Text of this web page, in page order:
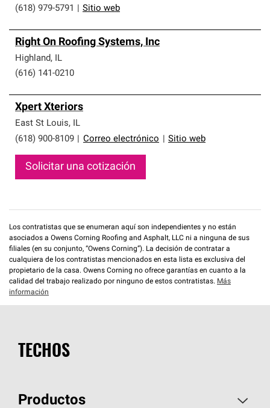
(618) 979-5791
Sitio web
Right On Roofing Systems, Inc
Highland, IL
(616) 141-0210
Xpert Xteriors
East St Louis, IL
(618) 900-8109
Correo electrónico Sitio web
Solicitar una cotización
Los contratistas que se enumeran aquí son independientes y no están
asociados a Owens Corning Roofing and Asphalt, LLC ni a ninguna de sus
filiales (en su conjunto, “Owens Corning”). La decisión de contratar a
cualquiera de los contratistas mencionados en esta lista es exclusiva del
propietario de la casa. Owens Corning no ofrece garantías en cuanto a la
calidad del trabajo realizado por ninguno de estos contratistas. Más
información
TECHOS
Productos